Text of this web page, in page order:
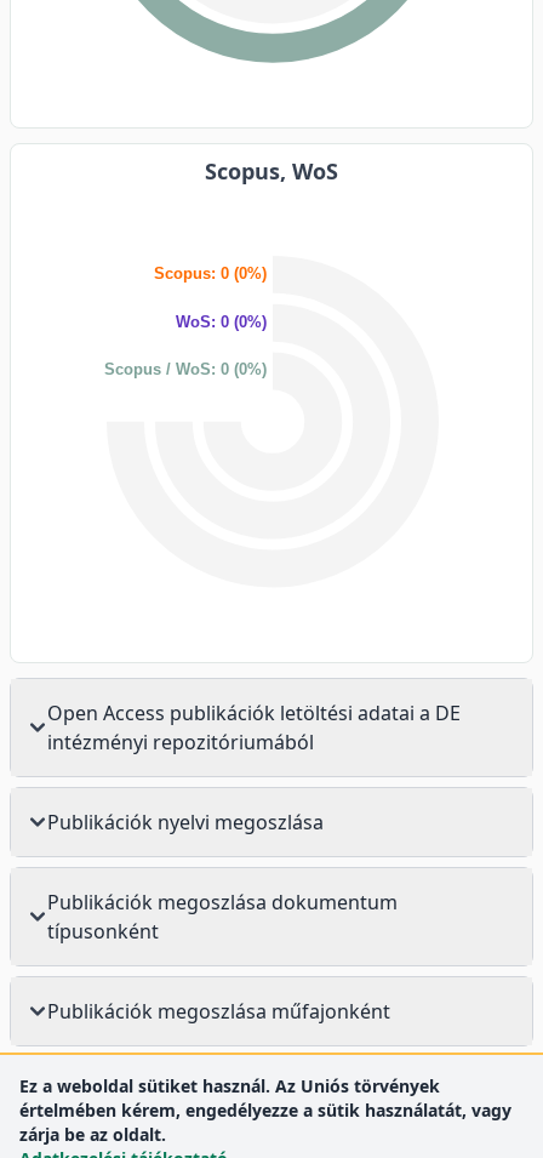
Scopus, WoS
Scopus: 0 (0%)
WoS: 0 (0%)
Scopus / WoS: 0 (0%)
Open Access publikációk letöltési adatai a DE
intézményi repozitóriumából
Publikációk nyelvi megoszlása
Publikációk megoszlása dokumentum
típusonként
Publikációk megoszlása műfajonként
Ez a weboldal sütiket használ. Az Uniós törvények
értelmében kérem, engedélyezze a sütik használatát, vagy
zárja be az oldalt.